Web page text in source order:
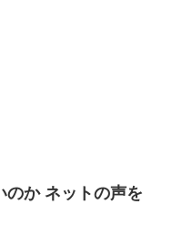
のか ネットの声を